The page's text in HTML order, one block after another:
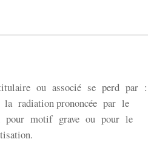
ou associé se perd par :
radiation prononcée par le
pour motif grave ou pour le